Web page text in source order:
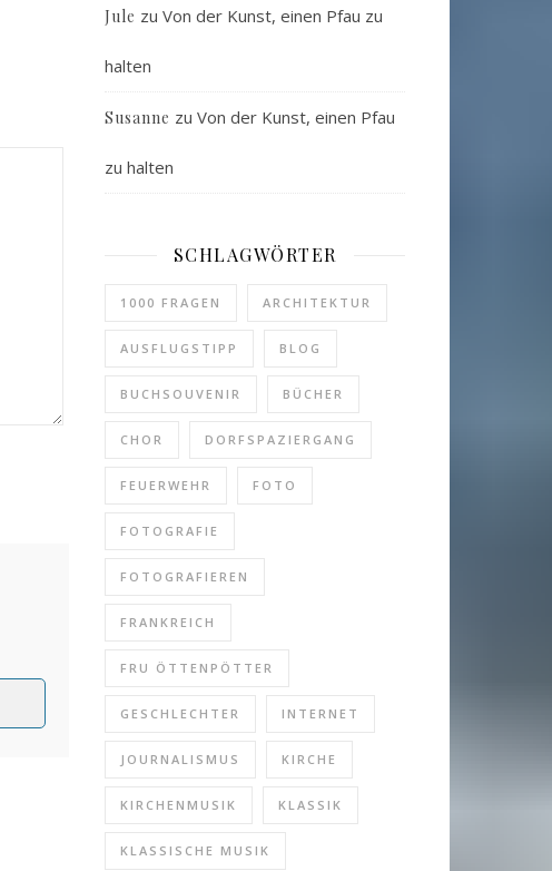
Jule zu Von der Kunst, einen Pfau zu
halten
Susanne zu Von der Kunst, einen Pfau
zu halten
SCHLAGWÖRTER
1000 FRAGEN ARCHITEKTUR
AUSFLUGSTIPP BLOG
BUCHSOUVENIR BÜCHER
CHOR DORFSPAZIERGANG
FEUERWEHR FOTO
FOTOGRAFIE
FOTOGRAFIEREN
FRANKREICH
FRU ÖTTENPÖTTER
GESCHLECHTER INTERNET
JOURNALISMUS KIRCHE
KIRCHENMUSIK KLASSIK
KLASSISCHE MUSIK